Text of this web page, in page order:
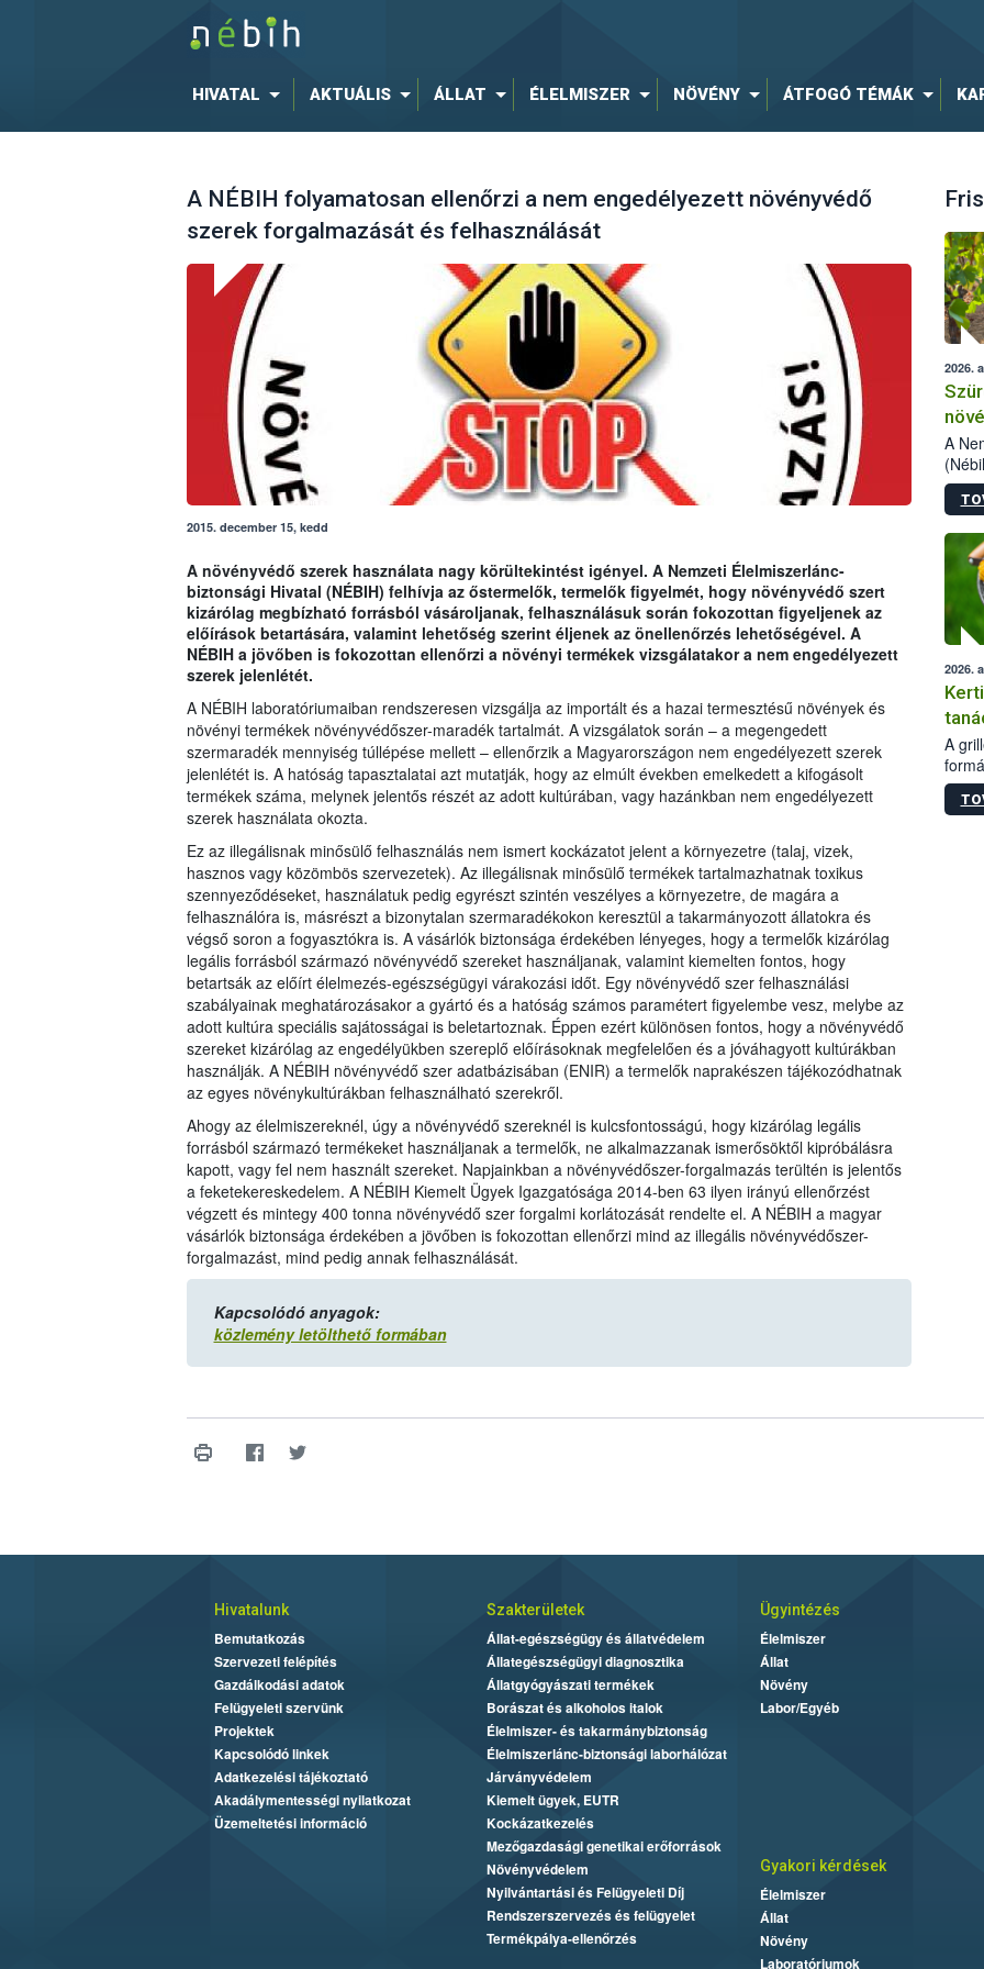
HIVATAL AKTUÁLIS ÁLLAT ÉLELMISZER NÖVÉNY ÁTFOGÓ TÉMÁK
A NÉBIH folyamatosan ellenőrzi a nem engedélyezett növényvédő
szerek forgalmazását és felhasználását
2015. december 15, kedd
A növényvédő szerek használata nagy körültekintést igényel. A Nemzeti Élelmiszerlánc-
biztonsági Hivatal (NÉBIH) felhívja az őstermelők, termelők figyelmét, hogy növényvédő szert
kizárólag megbízható forrásból vásároljanak, felhasználásuk során fokozottan figyeljenek az
előírások betartására, valamint lehetőség szerint éljenek az önellenőrzés lehetőségével. A
NÉBIH a jövőben is fokozottan ellenőrzi a növényi termékek vizsgálatakor a nem engedélyezett
szerek jelenlétét.
A NÉBIH laboratóriumaiban rendszeresen vizsgálja az importált és a hazai termesztésű növények és
növényi termékek növényvédőszer-maradék tartalmát. A vizsgálatok során – a megengedett
szermaradék mennyiség túllépése mellett – ellenőrzik a Magyarországon nem engedélyezett szerek
jelenlétét is. A hatóság tapasztalatai azt mutatják, hogy az elmúlt években emelkedett a kifogásolt
termékek száma, melynek jelentős részét az adott kultúrában, vagy hazánkban nem engedélyezett
szerek használata okozta.
Ez az illegálisnak minősülő felhasználás nem ismert kockázatot jelent a környezetre (talaj, vizek,
hasznos vagy közömbös szervezetek). Az illegálisnak minősülő termékek tartalmazhatnak toxikus
szennyeződéseket, használatuk pedig egyrészt szintén veszélyes a környezetre, de magára a
felhasználóra is, másrészt a bizonytalan szermaradékokon keresztül a takarmányozott állatokra és
végső soron a fogyasztókra is. A vásárlók biztonsága érdekében lényeges, hogy a termelők kizárólag
legális forrásból származó növényvédő szereket használjanak, valamint kiemelten fontos, hogy
betartsák az előírt élelmezés-egészségügyi várakozási időt. Egy növényvédő szer felhasználási
szabályainak meghatározásakor a gyártó és a hatóság számos paramétert figyelembe vesz, melybe az
adott kultúra speciális sajátosságai is beletartoznak. Éppen ezért különösen fontos, hogy a növényvédő
szereket kizárólag az engedélyükben szereplő előírásoknak megfelelően és a jóváhagyott kultúrákban
használják. A NÉBIH növényvédő szer adatbázisában (ENIR) a termelők naprakészen tájékozódhatnak
az egyes növénykultúrákban felhasználható szerekről.
Ahogy az élelmiszereknél, úgy a növényvédő szereknél is kulcsfontosságú, hogy kizárólag legális
forrásból származó termékeket használjanak a termelők, ne alkalmazzanak ismerősöktől kipróbálásra
kapott, vagy fel nem használt szereket. Napjainkban a növényvédőszer-forgalmazás terültén is jelentős
a feketekereskedelem. A NÉBIH Kiemelt Ügyek Igazgatósága 2014-ben 63 ilyen irányú ellenőrzést
végzett és mintegy 400 tonna növényvédő szer forgalmi korlátozását rendelte el. A NÉBIH a magyar
vásárlók biztonsága érdekében a jövőben is fokozottan ellenőrzi mind az illegális növényvédőszer-
forgalmazást, mind pedig annak felhasználását.
Kapcsolódó anyagok:
közlemény letölthető formában
2026.
A
Az
2026.
A
Hivatalunk
Bemutatkozás
Szervezeti felépítés
Gazdálkodási adatok
Felügyeleti szervünk
Projektek
Kapcsolódó linkek
Adatkezelési tájékoztató
Akadálymentességi nyilatkozat
Üzemeltetési információ
Szakterületek
Állat-egészségügy és állatvédelem
Állategészségügyi diagnosztika
Állatgyógyászati termékek
Borászat és alkoholos italok
Élelmiszer- és takarmánybiztonság
Élelmiszerlánc-biztonsági laborhálózat
Járványvédelem
Kiemelt ügyek, EUTR
Kockázatkezelés
Mezőgazdasági genetikai erőforrások
Növényvédelem
Nyilvántartási és Felügyeleti Díj
Rendszerszervezés és felügyelet
Termékpálya-ellenőrzés
Ügyintézés
Élelmiszer
Állat
Növény
Labor/Egyéb
Gyakori kérdések
Élelmiszer
Állat
Növény
Laboratóriumok